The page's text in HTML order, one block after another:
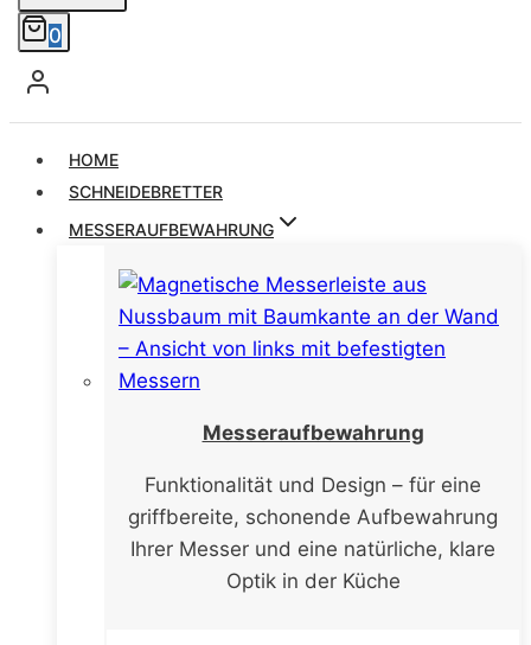
0
HOME
SCHNEIDEBRETTER
MESSERAUFBEWAHRUNG
Messeraufbewahrung
Funktionalität und Design – für eine
griffbereite, schonende Aufbewahrung
Ihrer Messer und eine natürliche, klare
Optik in der Küche